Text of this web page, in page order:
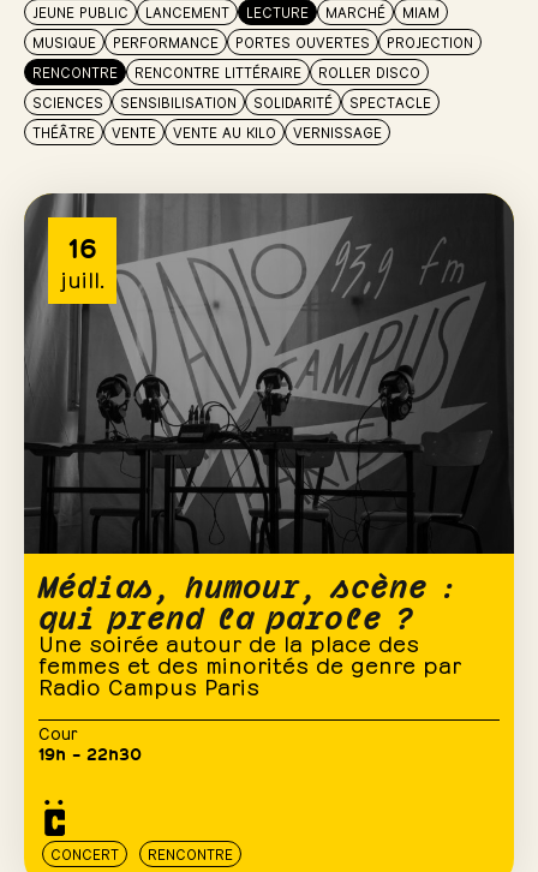
JEUNE PUBLIC
LANCEMENT LECTURE MARCHÉ
MIAM
MUSIQUE
PERFORMANCE PORTES OUVERTES
PROJECTION
RENCONTRE
RENCONTRE LITTÉRAIRE
ROLLER DISCO
SCIENCES
SENSIBILISATION SOLIDARITÉ
SPECTACLE
THÉÂTRE
VENTE VENTE AU KILO VERNISSAGE
16
juill.
Médias, humour, scène :
qui prend la parole ?
Une soirée autour de la place des
femmes et des minorités de genre par
Radio Campus Paris
Cour
19h – 22h30
CONCERT RENCONTRE